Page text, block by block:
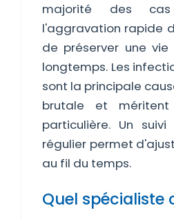
majorité des
l'aggravation rapide
de préserver une
longtemps. Les
sont la principale
brutale et
particulière. Un suivi
régulier permet
au fil du temps.
Quel spécialiste